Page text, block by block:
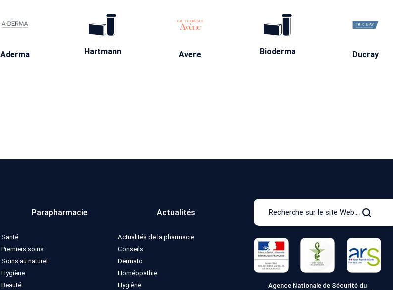
Aderma Hartmann Avene Bioderma Ducray
Parapharmacie
Santé
Premiers soins
Soins au naturel
Hygiène
Beauté
Actualités
Actualités de la pharmacie
Conseils
Dermato
Homéopathie
Hygiène
Recherche
le
site
Web
Agence Nationale de Sécurité du